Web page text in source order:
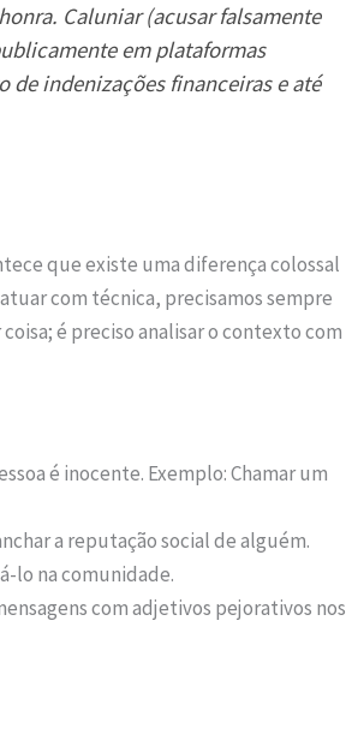
Caluniar (acusar falsamente
em plataformas
indenizações financeiras e até
que existe uma diferença colossal
com técnica, precisamos sempre
é preciso analisar o contexto com
é inocente. Exemplo: Chamar um
a reputação social de alguém.
lo na comunidade.
com adjetivos pejorativos nos